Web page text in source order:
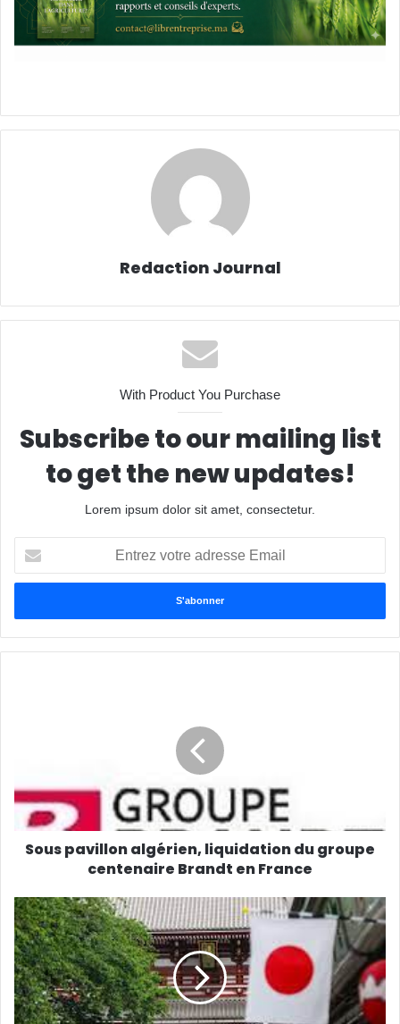
Redaction Journal
With Product You Purchase
Subscribe to our mailing list
to get the new updates!
Lorem ipsum dolor sit amet, consectetur.
votre
adresse
Sous pavillon algérien, liquidation du groupe
centenaire Brandt en France